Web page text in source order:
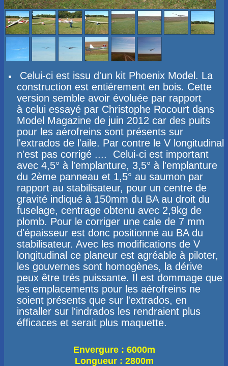
Celui-ci est issu d'un kit Phoenix Model. La
construction est entiérement en bois. Cette
version semble avoir évoluée par rapport
à celui essayé par Christophe Rocourt dans
Model Magazine de juin 2012 car des puits
pour les aérofreins sont présents sur
l'extrados de l'aile. Par contre le V longitudinal
n'est pas corrigé .... Celui-ci est important
avec 4,5° à l'emplanture, 3,5° à l'emplanture
du 2ème panneau et 1,5° au saumon par
rapport au stabilisateur, pour un centre de
gravité indiqué à 150mm du BA au droit du
fuselage,​ centrage obtenu avec 2,9kg de
plomb. Pour le corriger une cale de 7 mm
d'épaisseur est donc positionné au BA du
stabilisateur. Avec les modifications de V
longitudinal ce planeur est agréable à piloter,
les gouvernes sont homogènes, la dérive
peux être trés puissante. Il est dommage que
les emplacements pour les aérofreins ne
soient présents que sur l'extrados, en
installer sur l'indrados les rendraient plus
éfficaces et serait plus maquette.
Envergure : 6000m
Longueur : 2800m